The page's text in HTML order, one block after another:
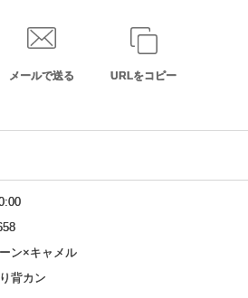
メールで送る URLをコピー
ン×キャメル
背カン